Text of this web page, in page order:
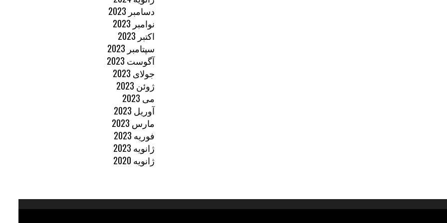
دسامبر 2023
نوامبر 2023
اکتبر 2023
سپتامبر 2023
آگوست 2023
جولای 2023
ژوئن 2023
می 2023
آوریل 2023
مارس 2023
فوریه 2023
ژانویه 2023
ژانویه 2020